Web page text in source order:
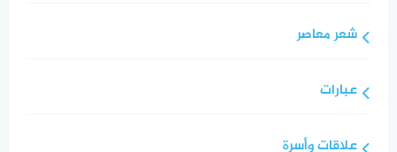
شعر معاصر
عبارات
علاقات وأسرة